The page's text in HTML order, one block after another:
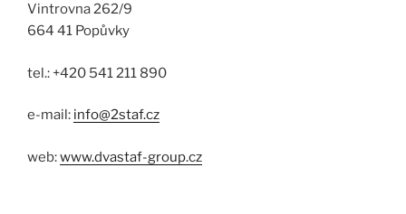
Vintrovna 262/9
664 41 Popůvky
tel.: +420 541 211 890
e-mail: info@2staf.cz
web:www.dvastaf-group.cz